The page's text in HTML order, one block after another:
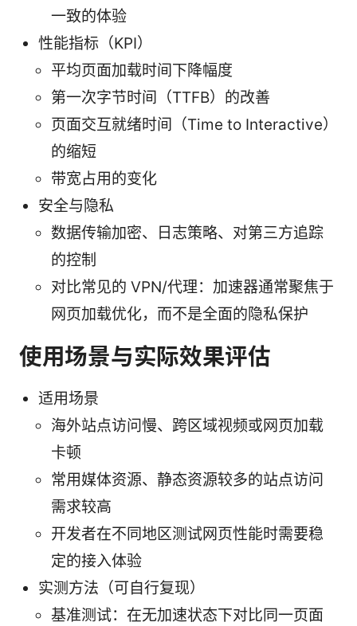
一致的体验
性能指标（KPI）
平均页面加载时间下降幅度
第一次字节时间（TTFB）的改善
页面交互就绪时间（Time to Interactive）
的缩短
带宽占用的变化
安全与隐私
数据传输加密、日志策略、对第三方追踪
的控制
对比常见的 VPN/代理：加速器通常聚焦于
网页加载优化，而不是全面的隐私保护
使用场景与实际效果评估
适用场景
海外站点访问慢、跨区域视频或网页加载
卡顿
常用媒体资源、静态资源较多的站点访问
需求较高
开发者在不同地区测试网页性能时需要稳
定的接入体验
实测方法（可自行复现）
基准测试：在无加速状态下对比同一页面